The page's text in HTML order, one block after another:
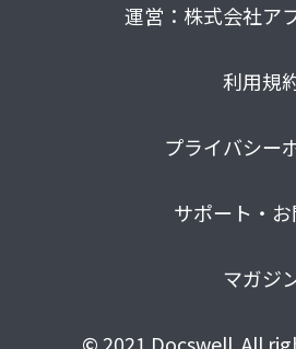
運営：株式会社ア
利用規
プライバシー
サポート・
マガジ